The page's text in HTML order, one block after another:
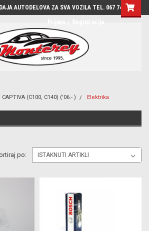
AUTODELOVA ZA SVA VOZILA TEL. 067 7444-780
CAPTIVA (C100, C140) ('06.- ) Elektrika
po: